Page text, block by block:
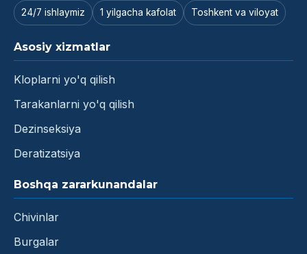
24/7 ishlaymiz 1 yilgacha kafolat Toshkent va viloyat
Asosiy xizmatlar
Kloplarni yo'q qilish
Tarakanlarni yo'q qilish
Dezinseksiya
Deratizatsiya
Boshqa zararkunandalar
Chivinlar
Burgalar